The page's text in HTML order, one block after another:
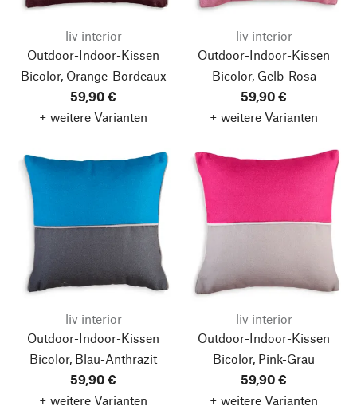
liv interior
Outdoor-Indoor-Kissen
Bicolor, Orange-Bordeaux
59,90 €
+ weitere Varianten
liv interior
Outdoor-Indoor-Kissen
Bicolor, Gelb-Rosa
59,90 €
+ weitere Varianten
liv interior
Outdoor-Indoor-Kissen
Bicolor, Blau-Anthrazit
59,90 €
+ weitere Varianten
liv interior
Outdoor-Indoor-Kissen
Bicolor, Pink-Grau
59,90 €
+ weitere Varianten